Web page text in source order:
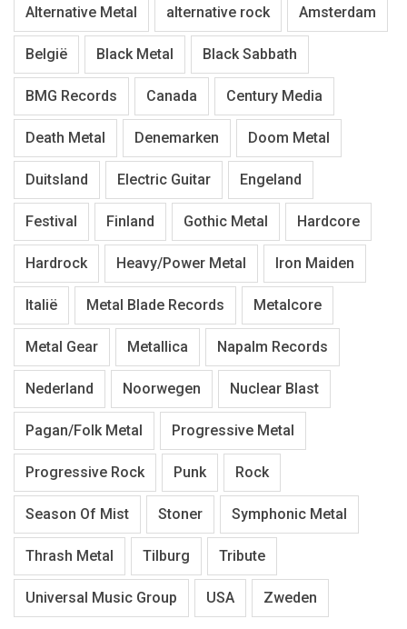
Alternative Metal alternative rock Amsterdam
België Black Metal Black Sabbath
BMG Records Canada Century Media
Death Metal Denemarken Doom Metal
Duitsland Electric Guitar Engeland
Festival Finland Gothic Metal Hardcore
Hardrock Heavy/Power Metal Iron Maiden
Italië Metal Blade Records Metalcore
Metal Gear Metallica Napalm Records
Nederland Noorwegen Nuclear Blast
Pagan/Folk Metal Progressive Metal
Progressive Rock Punk Rock
Season Of Mist Stoner Symphonic Metal
Thrash Metal Tilburg Tribute
Universal Music Group USA Zweden